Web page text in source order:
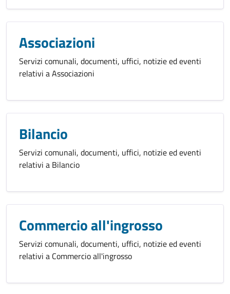
Associazioni
Servizi comunali, documenti, uffici, notizie ed eventi
relativi a Associazioni
Bilancio
Servizi comunali, documenti, uffici, notizie ed eventi
relativi a Bilancio
Commercio all'ingrosso
Servizi comunali, documenti, uffici, notizie ed eventi
relativi a Commercio all'ingrosso